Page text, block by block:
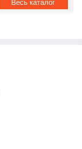
Весь каталог